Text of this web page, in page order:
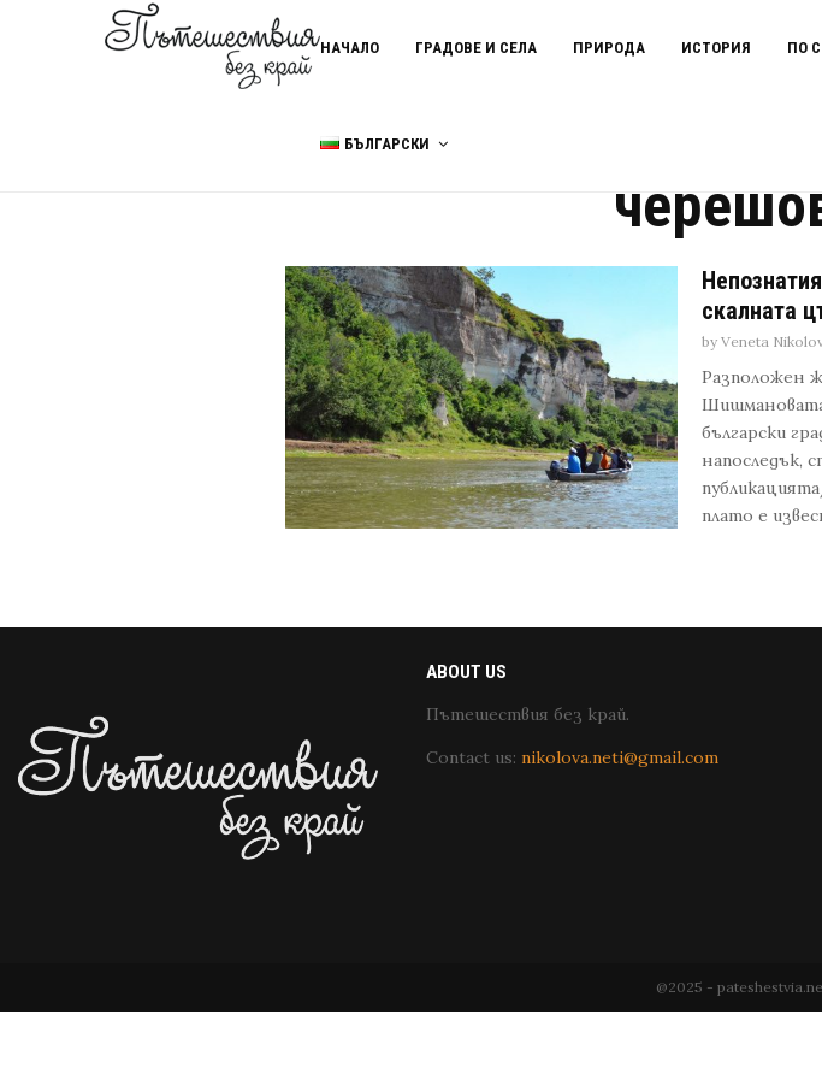
НАЧАЛО ГРАДОВЕ И СЕЛА ПРИРОДА ИСТОРИЯ ПО
БЪЛГАРСКИ
Home черешови води
скалната
byVeneta
Разположен
български
напоследък,
плато е
ABOUT US
Пътешествия без край.
Contact us: nikolova.neti@gmail.com
@2025 -